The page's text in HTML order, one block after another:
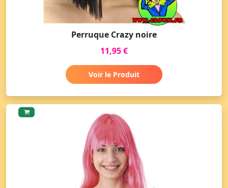
Perruque Crazy noire
11,95 €
Voir le Produit